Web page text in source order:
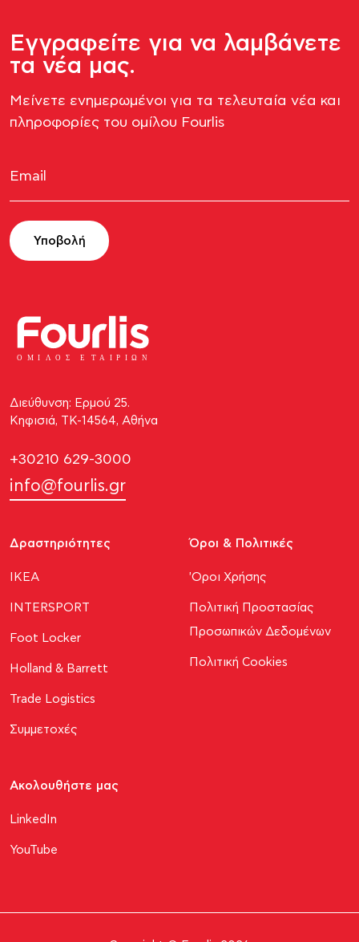
Εγγραφείτε για να λαμβάνετε
τα νέα μας.
Μείνετε ενημερωμένοι για τα τελευταία νέα και
πληροφορίες του ομίλου Fourlis​
Υποβολή
ΟΜΙ Λ Ο Σ Ε Τ ΑΙΡΙΩΝ
Διεύθυνση: Ερμού 25.
Κηφισιά, ΤΚ-14564, Αθήνα
+30210 629-3000
info@fourlis.gr
Δραστηριότητες
ΙΚΕΑ
INTERSPORT
Foot Locker
Holland & Barrett
Trade Logistics
Συμμετοχές
Όροι & Πολιτικές
'Οροι Χρήσης
Πολιτική Προστασίας
Προσωπικών Δεδομένων
Πολιτική Cookies
Ακολουθήστε μας​
LinkedIn
YouTube